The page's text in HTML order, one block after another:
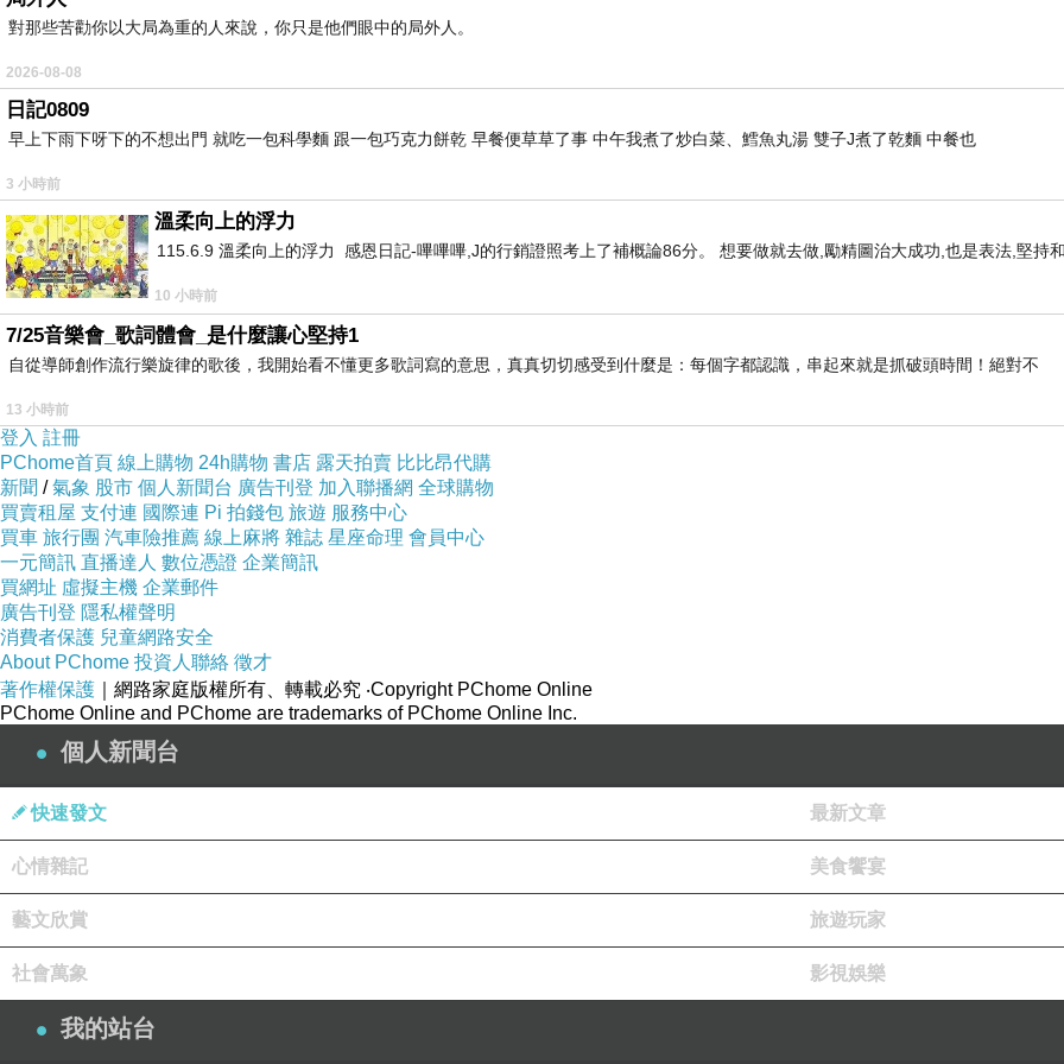
喜歡做美甲的朋友都會覺得美甲是條不歸路，尤其是想做漂亮的凝膠美甲(就是以前說的光療)時費用並不便宜，連卸甲都很
般的凝膠指甲、水晶指甲外，
能美麗久久喔！
38、49、201、527、673、9103、231、245、263、264、265、310..二、三十路公車，想開車來的朋友，附近的艋舺公園
對那些苦勸你以大局為重的人來說，你只是他們眼中的局外人。
2026-08-08
日記0809
早上下雨下呀下的不想出門 就吃一包科學麵 跟一包巧克力餅乾 早餐便草草了事 中午我煮了炒白菜、鱈魚丸湯 雙子J煮了乾麵 中餐也
3 小時前
溫柔向上的浮力
115.6.9 溫柔向上的浮力 感恩日記-嗶嗶嗶,J的行銷證照考上了補概論86分。 想要做就去做,勵精圖治大成功,也是表法,堅持
10 小時前
7/25音樂會_歌詞體會_是什麼讓心堅持1
自從導師創作流行樂旋律的歌後，我開始看不懂更多歌詞寫的意思，真真切切感受到什麼是：每個字都認識，串起來就是抓破頭時間！絕對不
13 小時前
登入 註冊
PChome首頁 線上購物 24h購物 書店 露天拍賣 比比昂代購
新聞 /氣象 股市 個人新聞台 廣告刊登 加入聯播網 全球購物
買賣租屋 支付連 國際連 Pi 拍錢包 旅遊 服務中心
買車 旅行團 汽車險推薦 線上麻將 雜誌 星座命理 會員中心
一元簡訊 直播達人 數位憑證 企業簡訊
買網址 虛擬主機 企業郵件
廣告刊登 隱私權聲明
消費者保護 兒童網路安全
About PChome 投資人聯絡 徵才
著作權保護 ｜網路家庭版權所有、轉載必究 ‧Copyright PChome Online
PChome Online and PChome are trademarks of PChome Online Inc.
個人新聞台
快速發文 最新文章
心情雜記 美食饗宴
藝文欣賞 旅遊玩家
社會萬象 影視娛樂
我的站台